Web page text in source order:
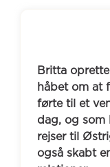
Britta
håbet om at
førte til et
dag, og
rejser til
også skabt